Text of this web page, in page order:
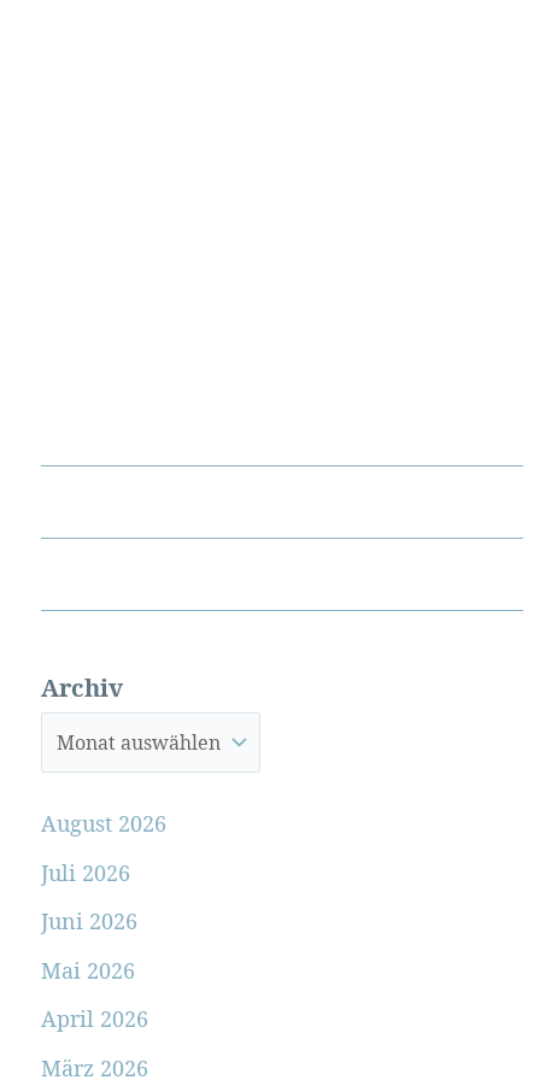
Archiv
August 2026
Juli 2026
Juni 2026
Mai 2026
April 2026
März 2026